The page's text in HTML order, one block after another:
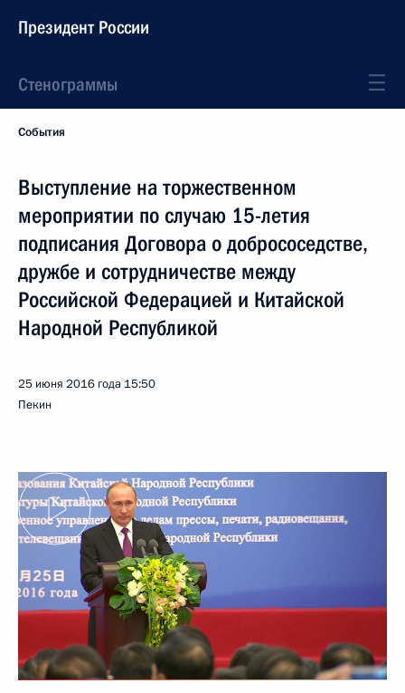
Президент России
Стенограммы
События
Выступление на торжественном
мероприятии по случаю 15-летия
подписания Договора о добрососедстве,
дружбе и сотрудничестве между
Российской Федерацией и Китайской
Народной Республикой
25 июня 2016 года 15:50
Пекин